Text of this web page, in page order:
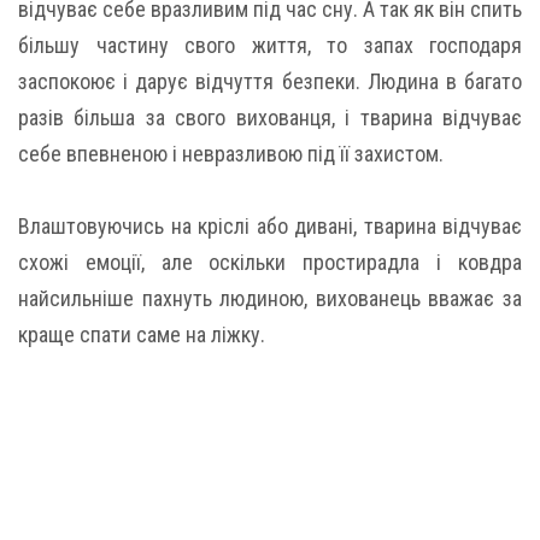
відчуває себе вразливим під час сну. А так як він спить
більшу частину свого життя, то запах господаря
заспокоює і дарує відчуття безпеки. Людина в багато
разів більша за свого вихованця, і тварина відчуває
себе впевненою і невразливою під її захистом.
Влаштовуючись на кріслі або дивані, тварина відчуває
схожі емоції, але оскільки простирадла і ковдра
найсильніше пахнуть людиною, вихованець вважає за
краще спати саме на ліжку.